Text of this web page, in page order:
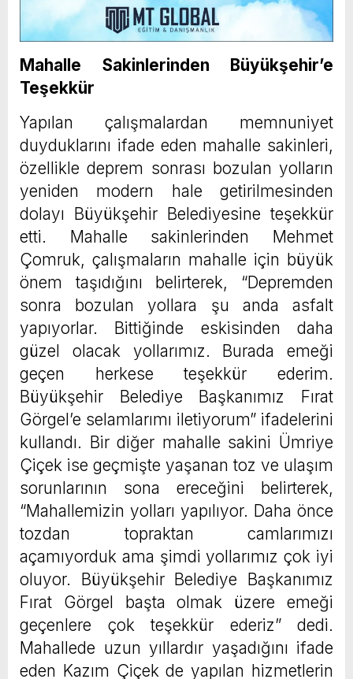
Mahalle Sakinlerinden Büyükşehir’e
Teşekkür
Yapılan çalışmalardan memnuniyet
duyduklarını ifade eden mahalle sakinleri,
özellikle deprem sonrası bozulan yolların
yeniden modern hale getirilmesinden
dolayı Büyükşehir Belediyesine teşekkür
etti. Mahalle sakinlerinden Mehmet
Çomruk, çalışmaların mahalle için büyük
önem taşıdığını belirterek, “Depremden
sonra bozulan yollara şu anda asfalt
yapıyorlar. Bittiğinde eskisinden daha
güzel olacak yollarımız. Burada emeği
geçen herkese teşekkür ederim.
Büyükşehir Belediye Başkanımız Fırat
Görgel’e selamlarımı iletiyorum” ifadelerini
kullandı. Bir diğer mahalle sakini Ümriye
Çiçek ise geçmişte yaşanan toz ve ulaşım
sorunlarının sona ereceğini belirterek,
“Mahallemizin yolları yapılıyor. Daha önce
tozdan topraktan camlarımızı
açamıyorduk ama şimdi yollarımız çok iyi
oluyor. Büyükşehir Belediye Başkanımız
Fırat Görgel başta olmak üzere emeği
geçenlere çok teşekkür ederiz” dedi.
Mahallede uzun yıllardır yaşadığını ifade
eden Kazım Çiçek de yapılan hizmetlerin